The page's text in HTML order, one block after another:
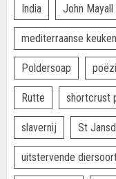
India John Mayall
mediterraanse keuken
Poldersoap
Rutte shortcrust
slavernij St
uitstervende